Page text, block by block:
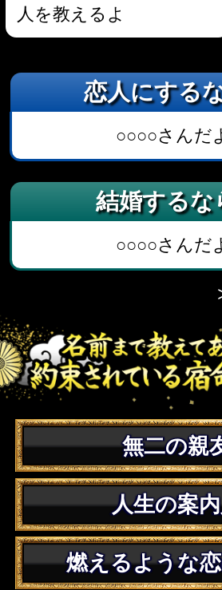
>>もっ
両思いなのに上手くいかない
あの人があんたを恋人に選んだ真の
このままあの人と付き合っていて幸
>>もっと
結婚したいあん
あの人が結婚をためらう本当
あんたが受けるﾌﾟﾛﾎﾟｰ
>>もっと
あの人の｢本命｣は本当に私？それと
人？
>>もっ
人生に悩んでるあん
【心が弱ったときに】あんたにぴっ
ﾘﾌ
あんたの金運を劇的に変え
>>もっ
仕事になやんでるあんた
あんたの才能が100%活かされる天職
あんたの財運が最高に良くなる仕事
>>もっ
SEXの悩みがあるあん